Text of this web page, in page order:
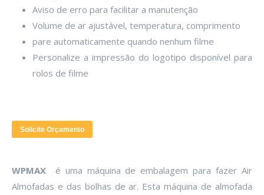
Aviso de erro para facilitar a manutenção
Volume de ar ajustável, temperatura, comprimento
pare automaticamente quando nenhum filme
Personalize a impressão do logotipo disponível para
rolos de filme
Solicite Orçamento
WPMAX é uma máquina de embalagem para fazer Air
Almofadas e das bolhas de ar. Esta máquina de almofada